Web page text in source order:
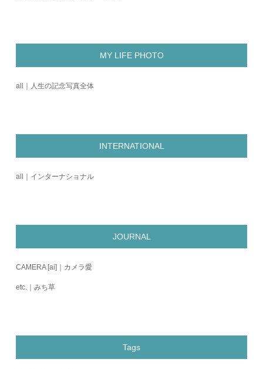
MY LIFE PHOTO
all｜人生の記念写真全体
INTERNATIONAL
all｜インターナショナル
JOURNAL
CAMERA [ai]｜カメラ愛
etc.｜みち草
Tags